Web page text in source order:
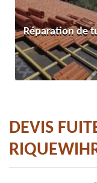
Réparation de
DEVIS